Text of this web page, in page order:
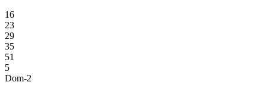
16
23
29
35
51
5
Dom-2